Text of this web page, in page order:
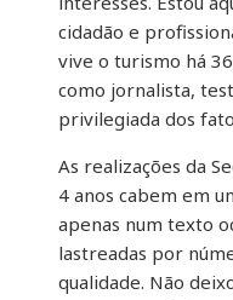
cidadão e
vive o turismo há
como jornalista,
privilegiada dos
As realizações da
4 anos cabem em
apenas num texto
lastreadas por
qualidade. Não